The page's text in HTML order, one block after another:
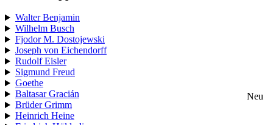
Walter Benjamin
Wilhelm Busch
Fjodor M. Dostojewski
Joseph von Eichendorff
Rudolf Eisler
Sigmund Freud
Goethe
Baltasar Gracián
Neu
Brüder Grimm
Heinrich Heine